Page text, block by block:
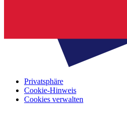
Privatsphäre
Cookie-Hinweis
Cookies verwalten